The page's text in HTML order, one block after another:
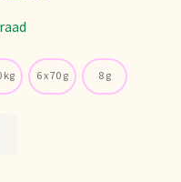
gros de thé !
kg 6 x 70 g 8 g